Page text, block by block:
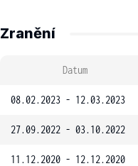
Zranění
Datum
08.02.2023 - 12.03.2023
27.09.2022 - 03.10.2022
11.12.2020 - 12.12.2020